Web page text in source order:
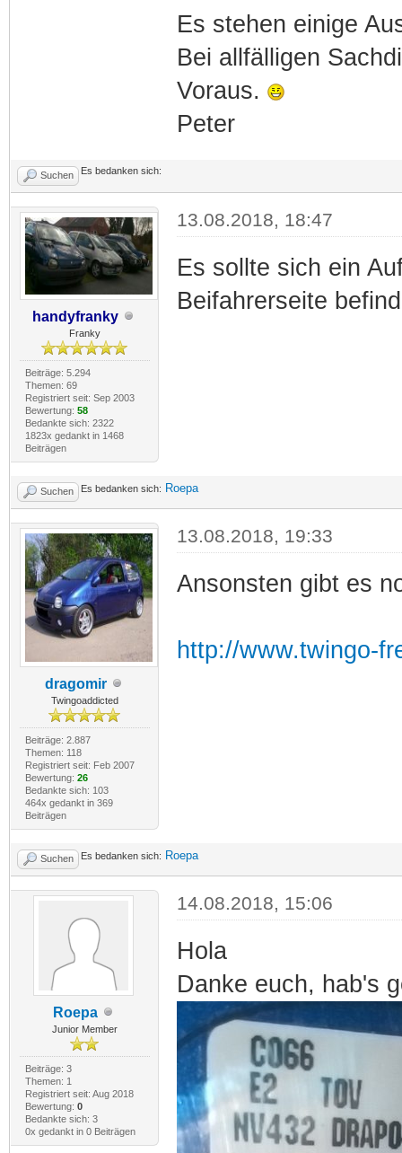
Es stehen einige
Bei allfälligen
Voraus.
Peter
Suchen Es bedanken sich:
handyfranky
Franky
Beiträge: 5.294
Themen: 69
Registriert seit: Sep 2003
Bewertung: 58
Bedankte sich: 2322
1823x gedankt in 1468
Beiträgen
13.08.2018, 18:47
Es sollte sich ein
Beifahrerseite
Suchen Es bedanken sich: Roepa
dragomir
Twingoaddicted
Beiträge: 2.887
Themen: 118
Registriert seit: Feb 2007
Bewertung: 26
Bedankte sich: 103
464x gedankt in 369
Beiträgen
13.08.2018, 19:33
Ansonsten gibt es
http://www.twingo-
Suchen Es bedanken sich: Roepa
Roepa
Junior Member
Beiträge: 3
Themen: 1
Registriert seit: Aug 2018
Bewertung: 0
Bedankte sich: 3
0x gedankt in 0 Beiträgen
14.08.2018, 15:06
Hola
Danke euch, hab's